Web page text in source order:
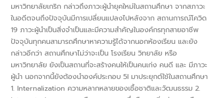
มหาวิทยาลัยเกริก กล่าวถึงภาวะผู้นำยุคใหม่ในสถานศึกษา จากสภาวะ
ในอดีตจนถึงปัจจุบันมีการเปลี่ยนแปลงไปหลังจาก สถานการณ์โควิด
19 ภาวะผู้นำเป็นสิ่งจำเป็นและมีความสำคัญในองค์กรทุกสายอาชีพ
ปัจจุบันทุกคนสามารถศึกษาหาความรู้ได้จากนอกห้องเรียน และยัง
กล่าวอีกว่า สถานศึกษาไม่ว่าจะเป็น โรงเรียน วิทยาลัย หรือ
มหาวิทยาลัย ยังเป็นสถานที่จะสร้างคนให้เป็นคนเก่ง คนดี และ มีภาวะ
ผู้นำ นอกจากนี้ยังต้องนำองค์ประกอบ 5I มาประยุกต์ใช้ในสถานศึกษา
1. Internalization ความหลากหลายของเชื้อชาติและวัฒนธรรม 2.